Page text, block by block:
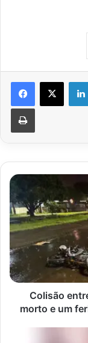
Facebook
X
Imprimir
Colisão
entre
motocicleta
e
bicicleta
deixa
um
morto
e
ferido
Colisão
morto e um